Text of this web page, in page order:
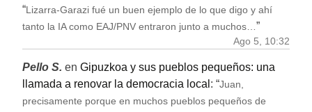
“Lizarra-Garazi fué un buen ejemplo de lo que digo y ahí
tanto la IA como EAJ/PNV entraron junto a muchos…”
Ago 5, 10:32
Pello S. en Gipuzkoa y sus pueblos pequeños: una
llamada a renovar la democracia local : “Juan,
precisamente porque en muchos pueblos pequeños de